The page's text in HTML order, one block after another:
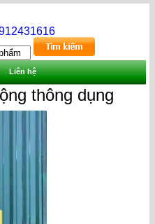
Liên hệ
thông dụng